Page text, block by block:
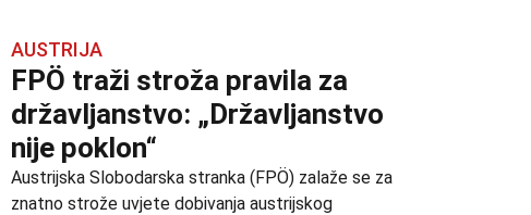
AUSTRIJA
FPÖ traži stroža pravila za
državljanstvo: „Državljanstvo
nije poklon“
Austrijska Slobodarska stranka (FPÖ) zalaže se za
znatno strože uvjete dobivanja austrijskog